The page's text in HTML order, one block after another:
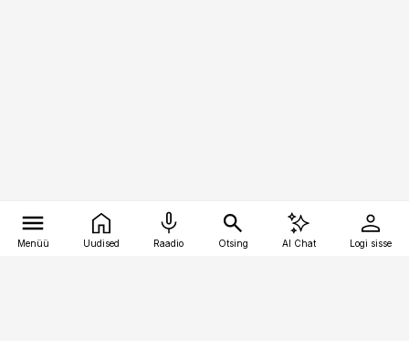
Menüü Uudised Raadio Otsing AI Chat Logi sisse